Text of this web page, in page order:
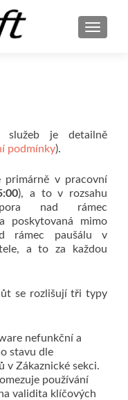
služeb je detailně
podmínky).
primárně v pracovní
), a to v rozsahu
nad rámec
poskytovaná mimo
rámec paušálu v
a to za každou
se rozlišují tři typy
nefunkční a
stavu dle
v Zákaznické sekci.
používání
validita klíčových